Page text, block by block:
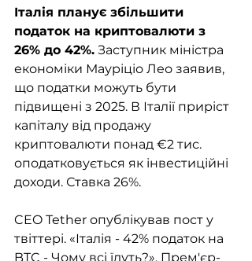
Італія планує збільшити
податок на криптовалюти з
26% до 42%. Заступник міністра
економіки Мауріціо Лео заявив,
що податки можуть бути
підвищені з 2025. В Італії приріст
капіталу від продажу
криптовалюти понад €2 тис.
оподатковується як інвестиційні
доходи. Ставка 26%.
CEO Tether опублікував пост у
твіттері. «Італія - 42% податок на
BTC - Чому всі їдуть?». Прем'єр-